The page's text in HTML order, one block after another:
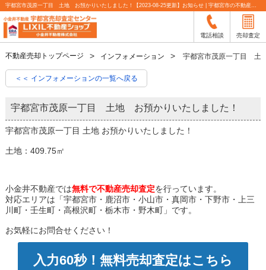
宇都宮市茂原一丁目 土地 お預かりいたしました！【2023-08-25更新】お知らせ | 宇都宮市の不動産売却査定なら小金井不動産
電話相談 売却査定
不動産売却トップページ インフォメーション 宇都宮市茂原一丁目 土
＜＜ インフォメーションの一覧へ戻る
宇都宮市茂原一丁目 土地 お預かりいたしました！
宇都宮市茂原一丁目 土地 お預かりいたしました！
土地：409.75㎡
小金井不動産では無料で不動産売却査定を行っています。
対応エリアは「宇都宮市・鹿沼市・小山市・真岡市・下野市・上三
川町・壬生町・高根沢町・栃木市・野木町」です。
お気軽にお問合せください！
入力60秒！無料売却査定はこちら